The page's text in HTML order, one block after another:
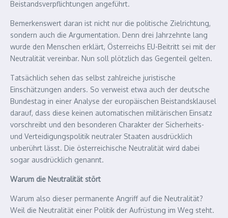
Beistandsverpflichtungen angeführt.
Bemerkenswert daran ist nicht nur die politische Zielrichtung,
sondern auch die Argumentation. Denn drei Jahrzehnte lang
wurde den Menschen erklärt, Österreichs EU-Beitritt sei mit der
Neutralität vereinbar. Nun soll plötzlich das Gegenteil gelten.
Tatsächlich sehen das selbst zahlreiche juristische
Einschätzungen anders. So verweist etwa auch der deutsche
Bundestag in einer Analyse der europäischen Beistandsklausel
darauf, dass diese keinen automatischen militärischen Einsatz
vorschreibt und den besonderen Charakter der Sicherheits-
und Verteidigungspolitik neutraler Staaten ausdrücklich
unberührt lässt. Die österreichische Neutralität wird dabei
sogar ausdrücklich genannt.
Warum die Neutralität stört
Warum also dieser permanente Angriff auf die Neutralität?
Weil die Neutralität einer Politik der Aufrüstung im Weg steht.